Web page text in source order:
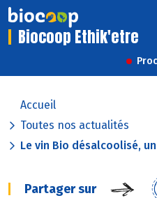
Biocoop Ethik'etre
Accueil
Toutes nos actualités
Le vin Bio désalcoolisé,
Partager sur